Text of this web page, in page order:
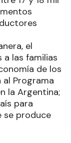
el
las familias
de los
Programa
la Argentina;
para
se produce